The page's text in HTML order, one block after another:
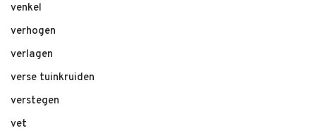
venkel
verhogen
verlagen
verse tuinkruiden
verstegen
vet